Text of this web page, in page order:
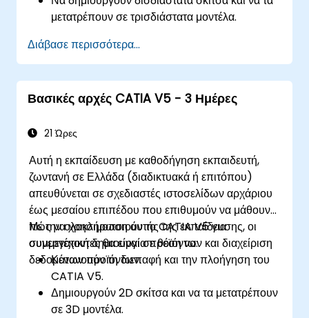
μετατρέπουν σε τρισδιάστατα μοντέλα.
συνδυασμό πολλαπλών εξαρτημάτων.
Διάβασε περισσότερα...
Βασικές αρχές CATIA V5 - 3 Ημέρες
21 Ώρες
Αυτή η εκπαίδευση με καθοδήγηση εκπαιδευτή,
ζωντανή σε Ελλάδα (διαδικτυακά ή επιτόπου)
απευθύνεται σε σχεδιαστές ιστοσελίδων αρχάριου
έως μεσαίου επιπέδου που επιθυμούν να μάθουν
πώς να χρησιμοποιούν το CATIA V5 για
συνεργατική δημιουργία προϊόντων και διαχείριση
δεδομένων προϊόντων.
Με την ολοκλήρωση αυτής της εκπαίδευσης, οι
συμμετέχοντες θα είναι σε θέση να:
Κατανοούν τη διεπαφή και την πλοήγηση του
CATIA V5.
Δημιουργούν 2D σκίτσα και να τα μετατρέπουν
σε 3D μοντέλα.